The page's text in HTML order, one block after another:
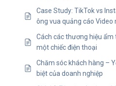
Case Study: TikTok vs
ông vua quảng cáo Video
Cách các thương hiệu
một chiếc điện thoại
Chăm sóc khách hàng –
biệt của doanh nghiệp